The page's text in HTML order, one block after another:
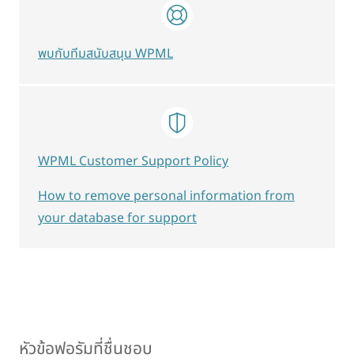
หัวข้อฟอรัมที่ชื่นชอบ
พบกับทีมสนับสนุน WPML
WPML Customer Support Policy
How to remove personal information from
your database for support